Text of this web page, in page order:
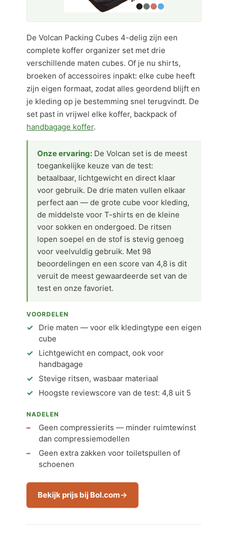
De Volcan Packing Cubes 4-delig zijn een
complete koffer organizer set met drie
verschillende maten cubes. Of je nu shirts,
broeken of accessoires inpakt: elke cube heeft
zijn eigen formaat, zodat alles geordend blijft en
je kleding op je bestemming snel terugvindt. De
set past in vrijwel elke koffer, backpack of
handbagage koffer.
Onze ervaring: De Volcan set is de meest
toegankelijke keuze van de test:
betaalbaar, lichtgewicht en direct klaar
voor gebruik. De drie maten vullen elkaar
perfect aan — de grote cube voor kleding,
de middelste voor T-shirts en de kleine
voor sokken en ondergoed. De ritsen
lopen soepel en de stof is stevig genoeg
voor veelvuldig gebruik. Met 98
beoordelingen en een score van 4,8 is dit
veruit de meest gewaardeerde set van de
test en onze favoriet.
VOORDELEN
Drie maten — voor elk kledingtype een eigen
cube
Lichtgewicht en compact, ook voor
handbagage
Stevige ritsen, wasbaar materiaal
Hoogste reviewscore van de test: 4,8 uit 5
NADELEN
Geen compressierits — minder ruimtewinst
dan compressiemodellen
Geen extra zakken voor toiletspullen of
schoenen
Bekijk prijs bij Bol.com